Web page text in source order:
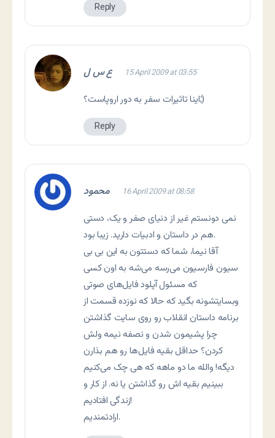
Reply
ع س ل 15 April 2009 at 03:55
اینا تاثیرات سفر به دور اروپاست؟;)
Reply
محمود 16 April 2009 at 08:58
نمی دونستم غیر از دنیای صفر و یک، دستی
هم در داستان و ادبیات دارید. زیبا بود.
آقا نیما، شما که دستتون به این بی بی
سیون فارسیون می‌رسه می‌شه به اون کسی
که مسئول آپلود فایل‌های صوتی
وبسایتشونه بگید که حالا که نوزده قسمت از
برنامه داستان انقلاب رو روی سایت گذاشتن
چرا پشیمون شدن و نصفه نیمه ولش
کردن؟ حداقل بقیه فایل‌ها رو هم بذارن
دیگه! والله ما دو ماهه که هی چک می‌کنیم
ببینیم بقیه اش رو گذاشتن یا نه. از کار و
زندگی افتادیم!
ارادتمندیم.